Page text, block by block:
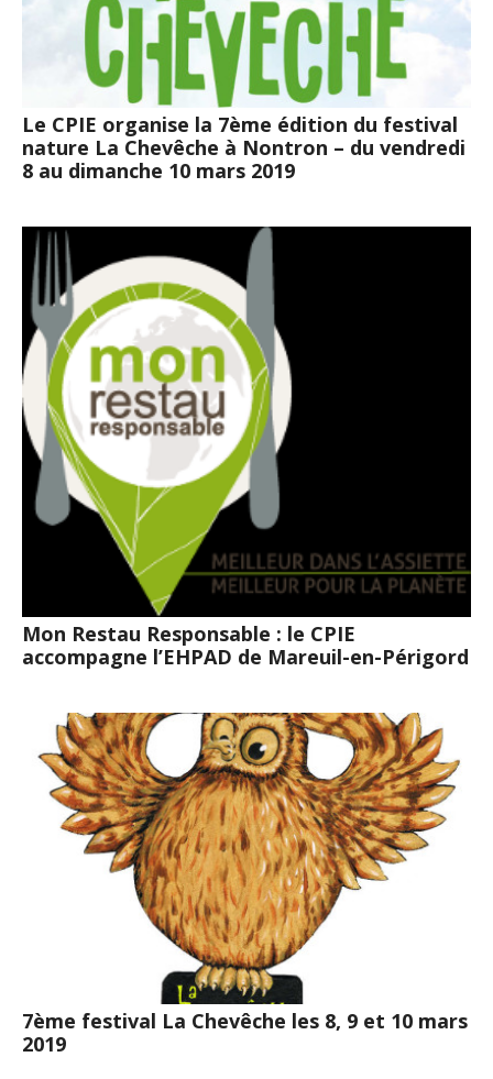
Le CPIE organise la 7ème édition du festival
nature La Chevêche à Nontron – du vendredi
8 au dimanche 10 mars 2019
Mon Restau Responsable : le CPIE
accompagne l’EHPAD de Mareuil-en-Périgord
7ème festival La Chevêche les 8, 9 et 10 mars
2019